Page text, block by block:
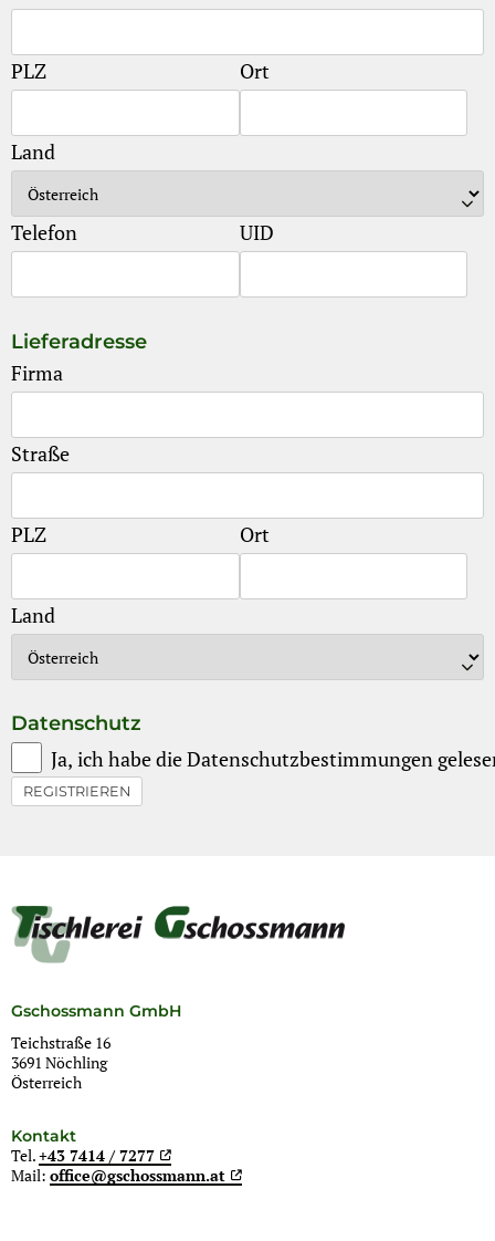
PLZ Ort
Land
Telefon UID
Lieferadresse
Firma
Straße
PLZ Ort
Land
Datenschutz
Ja, ich habe die Datenschutzbestimmungen
REGISTRIEREN
Gschossmann GmbH
Teichstraße 16
3691 Nöchling
Österreich
Kontakt
Tel.+43 7414 / 7277
Mail: office@gschossmann.at